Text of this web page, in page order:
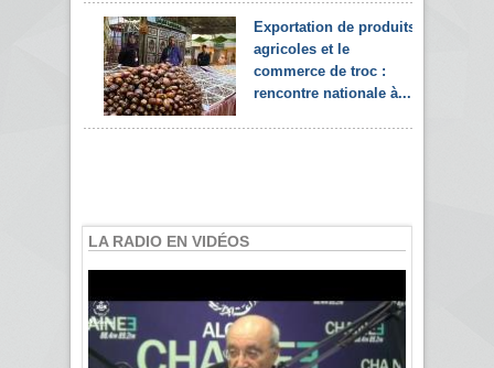
Exportation de produits
agricoles et le
commerce de troc :
rencontre nationale à...
LA RADIO EN VIDÉOS